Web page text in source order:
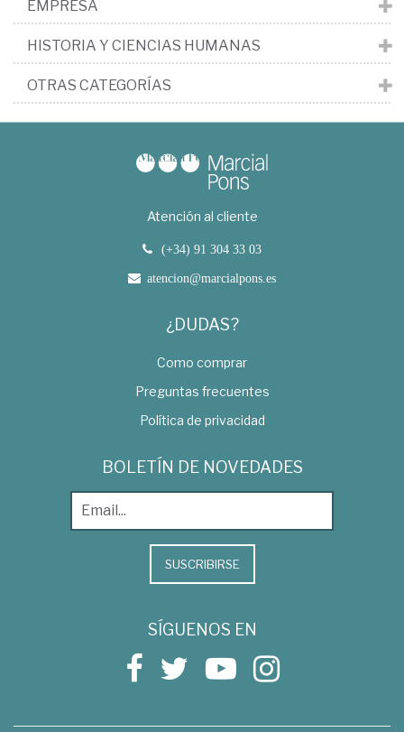
EMPRESA
HISTORIA Y CIENCIAS HUMANAS
OTRAS CATEGORÍAS
Atención al cliente
(+34) 91 304 33 03
atencion@marcialpons.es
¿DUDAS?
Como comprar
Preguntas frecuentes
Política de privacidad
BOLETÍN DE NOVEDADES
SUSCRIBIRSE
SÍGUENOS EN